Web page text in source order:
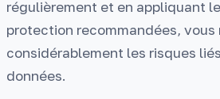
régulièrement et en appliquant
protection recommandées, vous
considérablement les risques
données.